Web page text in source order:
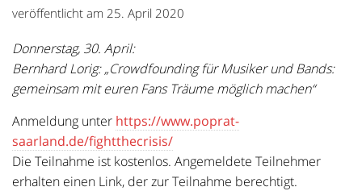
veröffentlicht am 25. April 2020
Donnerstag, 30. April:
Bernhard Lorig: „Crowdfounding für Musiker und Bands:
gemeinsam mit euren Fans Träume möglich machen“
Anmeldung unter https://www.poprat-
saarland.de/fightthecrisis/
Die Teilnahme ist kostenlos. Angemeldete Teilnehmer
erhalten einen Link, der zur Teilnahme berechtigt.